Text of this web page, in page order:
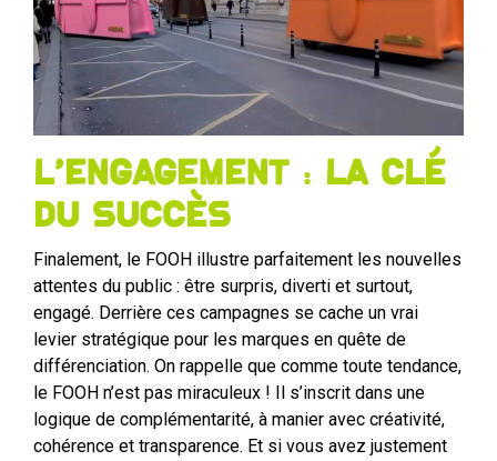
L’engagement : la clé
du succès
Finalement, le FOOH illustre parfaitement les nouvelles
attentes du public : être surpris, diverti et surtout,
engagé. Derrière ces campagnes se cache un vrai
levier stratégique pour les marques en quête de
différenciation. On rappelle que comme toute tendance,
le FOOH n’est pas miraculeux ! Il s’inscrit dans une
logique de complémentarité, à manier avec créativité,
cohérence et transparence. Et si vous avez justement